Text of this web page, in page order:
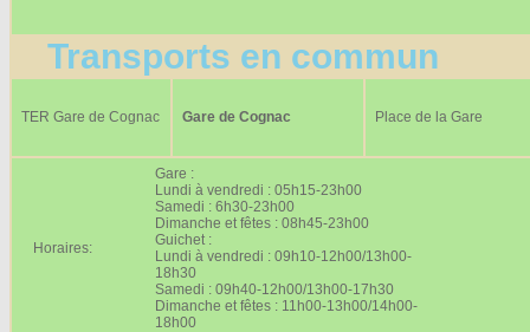
Transports en commun
TER Gare de Cognac Gare de Cognac Place de la Gare
Horaires:
Gare :
Lundi à vendredi : 05h15-23h00
Samedi : 6h30-23h00
Dimanche et fêtes : 08h45-23h00
Guichet :
Lundi à vendredi : 09h10-12h00/13h00-
18h30
Samedi : 09h40-12h00/13h00-17h30
Dimanche et fêtes : 11h00-13h00/14h00-
18h00